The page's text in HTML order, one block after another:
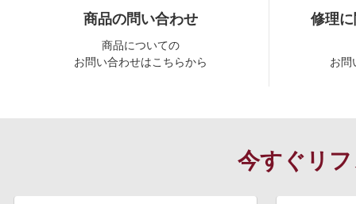
商品の問い合わせ
商品についての
お問い合わせはこちらから
修理
お問
今すぐリ